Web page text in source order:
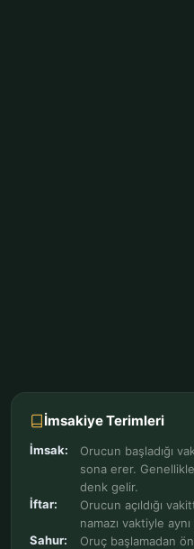
İmsakiye Terimleri
İmsak:
Orucun başladığı
sona erer.
denk gelir.
İftar:
Orucun açıldığı
namazı vaktiyle
Sahur:
Oruç başlamadan